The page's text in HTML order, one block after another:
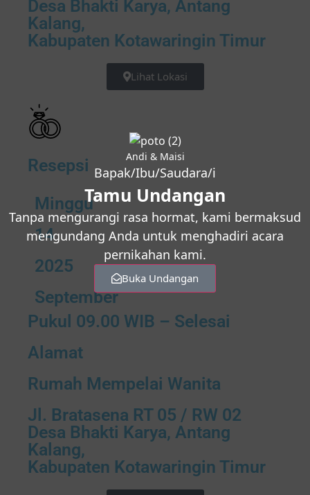
Desa Bhakti Karya, Antang
Kalang,
Kabupaten Kotawaringin Timur
Lihat Lokasi
Resepsi
Minggu
14
2025
September
Pukul 09.00 WIB – Selesai
Alamat
Rumah Mempelai Wanita
Jl. Bratasena RT 05 / RW 02
Desa Bhakti Karya, Antang
Kalang,
Kabupaten Kotawaringin Timur
Andi & Maisi
Bapak/Ibu/Saudara/i
Tamu Undangan
Tanpa mengurangi rasa hormat, kami bermaksud
mengundang Anda untuk menghadiri acara
pernikahan kami.
Buka Undangan